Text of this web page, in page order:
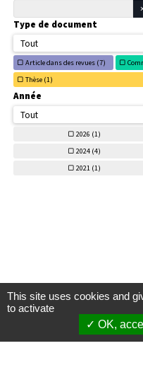
Type de document
Tout
Article dans des revues (7)
Thèse (1)
Année
Tout
2026 (1)
2024 (4)
2021 (1)
This site uses cookies and
to activate
OK,